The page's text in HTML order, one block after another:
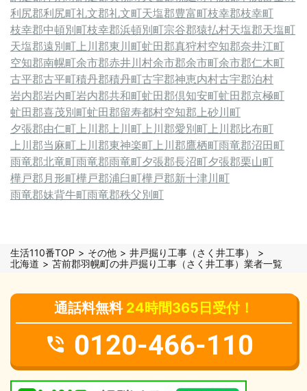
利尻郡利尻町礼文郡礼文町天塩郡豊富町枝幸郡枝幸町
枝幸郡中頓別町枝幸郡浜頓別町宗谷郡猿払村天塩郡天塩町
天塩郡遠別町上川郡東川町虻田郡真狩村空知郡奈井江町
空知郡南幌町余市郡赤井川村余市郡余市町余市郡仁木町
古平郡古平町積丹郡積丹町古宇郡神恵内村古宇郡泊村
岩内郡岩内町岩内郡共和町虻田郡倶知安町虻田郡京極町
虻田郡喜茂別町虻田郡留寿都村空知郡上砂川町
夕張郡由仁町上川郡上川町上川郡愛別町上川郡比布町
上川郡当麻町上川郡東神楽町上川郡鷹栖町雨竜郡沼田町
雨竜郡北竜町雨竜郡雨竜町夕張郡長沼町夕張郡栗山町
樺戸郡月形町樺戸郡浦臼町樺戸郡新十津川町
雨竜郡妹背牛町雨竜郡秩父別町
生活110番TOP その他
井戸掘り工事（さく井工事）
北海道
苫前郡羽幌町の井戸掘り工事（さく井工事）業者一覧
通話料無料 24時間365日受付！
0120-466-110